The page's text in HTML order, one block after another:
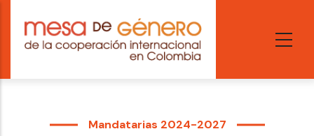
main
content
Mandatarias 2024-2027